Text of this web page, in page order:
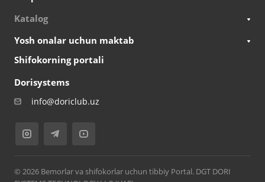
Katalog
Yosh onalar uchun maktab
Shifokorning portali
Dorisystems
info@doriclub.uz
© 2026 Bemorlar va shifokorlar uchun tibbiy Portal. DGT DORI